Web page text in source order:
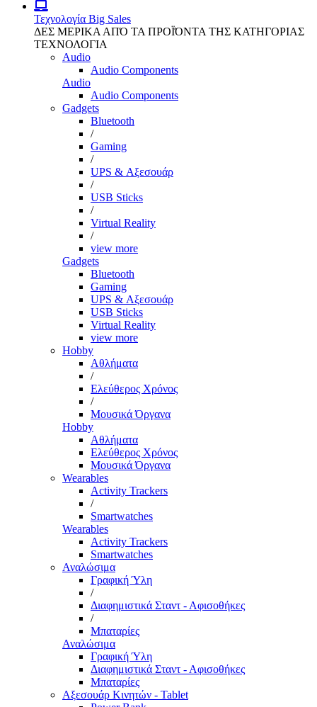
Τεχνολογία Big Sales
ΔΕΣ ΜΕΡΙΚΑ ΑΠΌ ΤΑ ΠΡΟΪΌΝΤΑ ΤΗΣ ΚΑΤΗΓΟΡΙΑΣ
ΤΕΧΝΟΛΟΓΙΑ
Audio
Audio Components
Audio
Audio Components
Gadgets
Bluetooth
/
Gaming
/
UPS & Αξεσουάρ
/
USB Sticks
/
Virtual Reality
/
view more
Gadgets
Bluetooth
Gaming
UPS & Αξεσουάρ
USB Sticks
Virtual Reality
view more
Hobby
Αθλήματα
/
Ελεύθερος Χρόνος
/
Μουσικά Όργανα
Hobby
Αθλήματα
Ελεύθερος Χρόνος
Μουσικά Όργανα
Wearables
Activity Trackers
/
Smartwatches
Wearables
Activity Trackers
Smartwatches
Αναλώσιμα
Γραφική Ύλη
/
Διαφημιστικά Σταντ - Αφισοθήκες
/
Μπαταρίες
Αναλώσιμα
Γραφική Ύλη
Διαφημιστικά Σταντ - Αφισοθήκες
Μπαταρίες
Αξεσουάρ Κινητών - Tablet